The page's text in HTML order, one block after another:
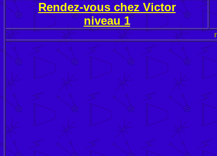
Rendez-vous chez Victor
niveau 1